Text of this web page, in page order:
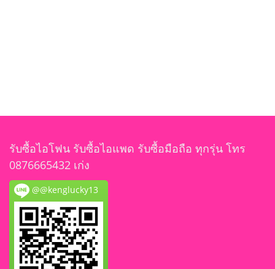
รับซื้อไอโฟน รับซื้อไอแพด รับซื้อมือถือ ทุกรุ่น โทร
0876665432 เก่ง
@@kenglucky13